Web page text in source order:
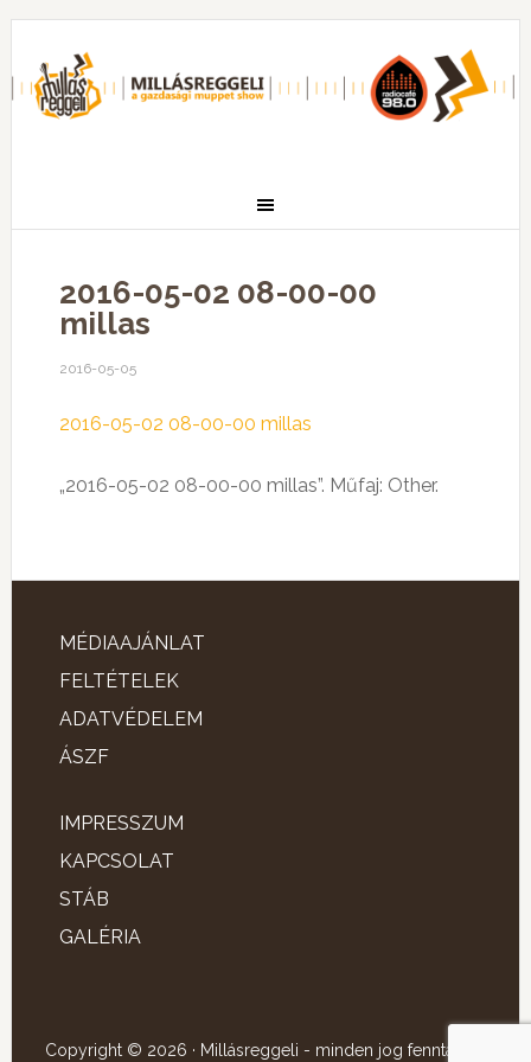
2016-05-02 08-00-00
millas
2016-05-05
2016-05-02 08-00-00 millas
„2016-05-02 08-00-00 millas”. Műfaj: Other.
MÉDIAAJÁNLAT
FELTÉTELEK
ADATVÉDELEM
ÁSZF
IMPRESSZUM
KAPCSOLAT
STÁB
GALÉRIA
Copyright © 2026 · Millásreggeli - minden jog fenntartva!